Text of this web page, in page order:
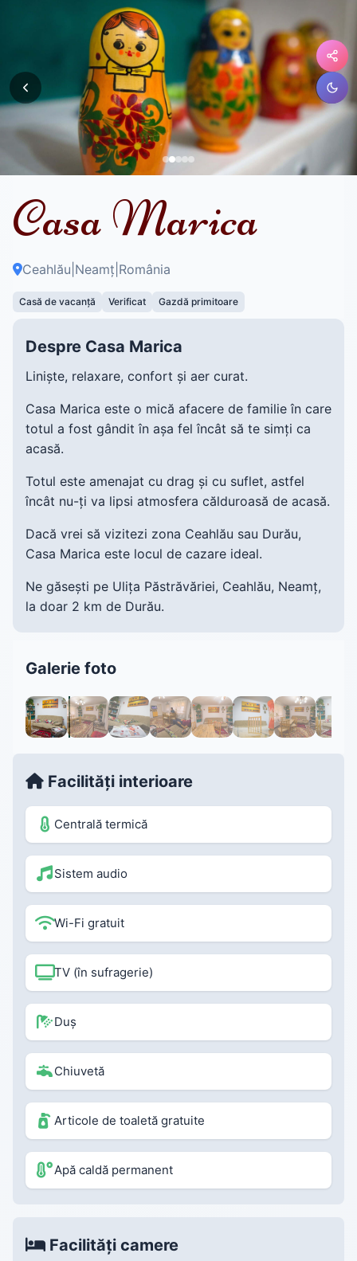
Casa Marica
Ceahlău Neamț România
Casă de vacanță Verificat Gazdă primitoare
Despre Casa Marica
Liniște, relaxare, confort și aer curat.
Casa Marica este o mică afacere de familie în care
totul a fost gândit în așa fel încât să te simți ca
acasă.
Totul este amenajat cu drag și cu suflet, astfel
încât nu-ți va lipsi atmosfera călduroasă de acasă.
Dacă vrei să vizitezi zona Ceahlău sau Durău,
Casa Marica este locul de cazare ideal.
Ne găsești pe Ulița Păstrăvăriei, Ceahlău, Neamț,
la doar 2 km de Durău.
Galerie foto
1 / 24
Facilități interioare
Centrală termică
Sistem audio
Wi-Fi gratuit
TV (în sufragerie)
Duș
Chiuvetă
Articole de toaletă gratuite
Apă caldă permanent
Facilități camere